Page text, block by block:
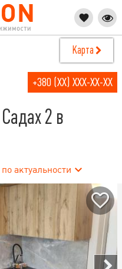
Карта
+380 (XX) XXX-XX-XX
2 в
по актуальности